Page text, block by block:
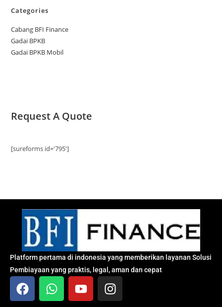
Categories
Cabang BFI Finance
Gadai BPKB
Gadai BPKB Mobil
Request A Quote
[sureforms id='795']
Platform pertama di indonesia yang memberikan layanan Solusi
Pembiayaan yang praktis, legal, aman dan cepat